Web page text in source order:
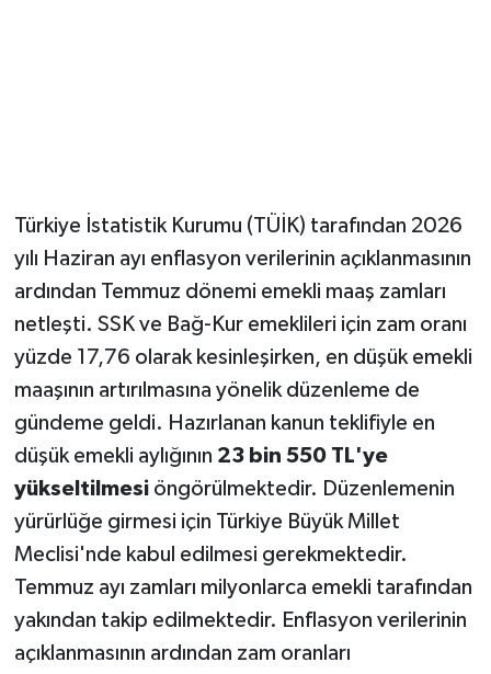
Türkiye İstatistik Kurumu (TÜİK) tarafından 2026
yılı Haziran ayı enflasyon verilerinin açıklanmasının
ardından Temmuz dönemi emekli maaş zamları
netleşti. SSK ve Bağ-Kur emeklileri için zam oranı
yüzde 17,76 olarak kesinleşirken, en düşük emekli
maaşının artırılmasına yönelik düzenleme de
gündeme geldi. Hazırlanan kanun teklifiyle en
düşük emekli aylığının 23 bin 550 TL'ye
yükseltilmesiöngörülmektedir. Düzenlemenin
yürürlüğe girmesi için Türkiye Büyük Millet
Meclisi'nde kabul edilmesi gerekmektedir.
Temmuz ayı zamları milyonlarca emekli tarafından
yakından takip edilmektedir. Enflasyon verilerinin
açıklanmasının ardından zam oranları